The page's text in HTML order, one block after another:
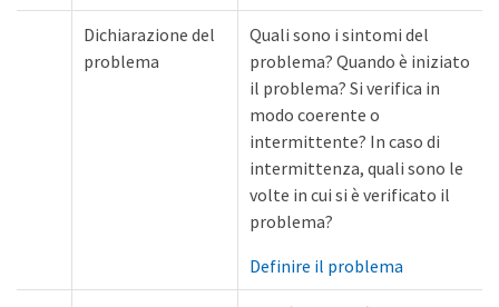
Dichiarazione del
problema
Quali sono i sintomi del
problema? Quando è iniziato
il problema? Si verifica in
modo coerente o
intermittente? In caso di
intermittenza, quali sono le
volte in cui si è verificato il
problema?
Definire il problema